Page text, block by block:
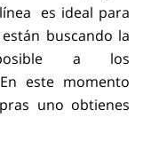
es ideal para
buscando la
a los
este momento
uno obtienes